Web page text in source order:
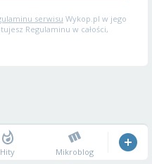
serwisu Wykop.pl w jego
Regulaminu w całości,
Hity Mikroblog